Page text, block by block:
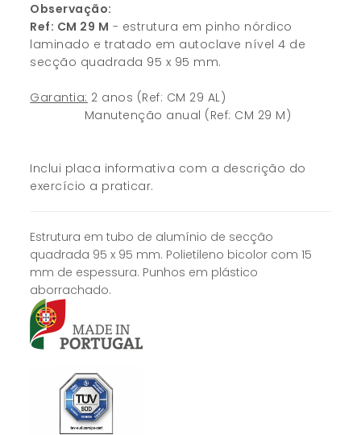
Observação:
Ref: CM 29 M - estrutura em pinho nórdico
laminado e tratado em autoclave nível 4 de
secção quadrada 95 x 95 mm.
Garantia: 2 anos (Ref: CM 29 AL)
Manutenção anual (Ref: CM 29 M)
Inclui placa informativa com a descrição do
exercício a praticar.
Estrutura em tubo de alumínio de secção
quadrada 95 x 95 mm. Polietileno bicolor com 15
mm de espessura. Punhos em plástico
aborrachado.